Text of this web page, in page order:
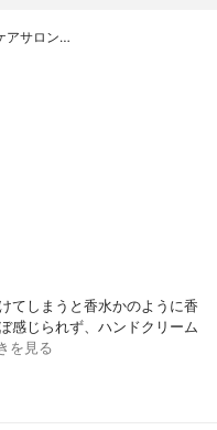
アサロン…
てしまうと香水かのように香
感じられず、ハンドクリーム
を見る